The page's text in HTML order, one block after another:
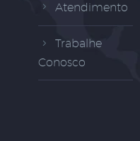
Atendimento
Trabalhe
Conosco